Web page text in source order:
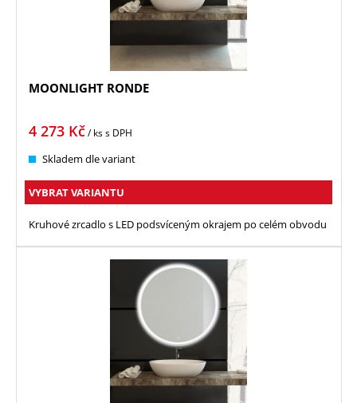
MOONLIGHT RONDE
4 273 Kč/ kss DPH
Skladem dle variant
VYBRAT VARIANTU
Kruhové zrcadlo s LED podsvíceným okrajem po celém obvodu